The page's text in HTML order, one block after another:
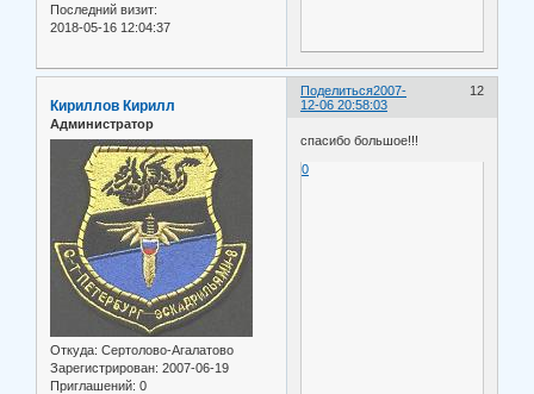
Последний визит:
2018-05-16 12:04:37
Поделиться 12
2007-
12-06 20:58:03
Кириллов Кирилл
Администратор
Откуда: Сертолово-Агалатово
Зарегистрирован: 2007-06-19
Приглашений: 0
спасибо большое!!!
0